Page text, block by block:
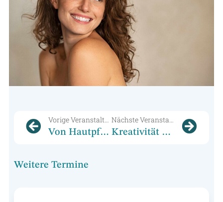
Vorige Veranstaltung
Von Hautpflege bis Make-up: Was dich in der Ausbildung zur Fachkosmetikerin erwartet
Nächste Veranstaltung
Kreativität auf den Fingerspitzen: Eine Naildesign-Ausbildung wie keine andere
Weitere Termine